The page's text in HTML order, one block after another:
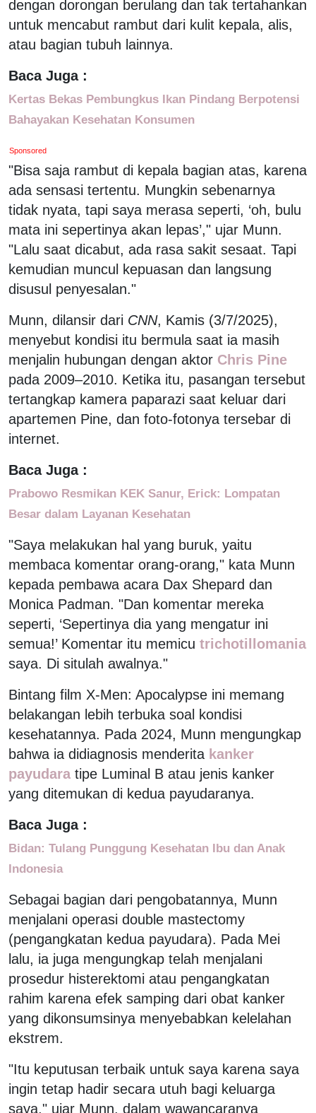
dengan dorongan berulang dan tak tertahankan
untuk mencabut rambut dari kulit kepala, alis,
atau bagian tubuh lainnya.
Baca Juga :
Kertas Bekas Pembungkus Ikan Pindang Berpotensi
Bahayakan Kesehatan Konsumen
Sponsored
"Bisa saja rambut di kepala bagian atas, karena
ada sensasi tertentu. Mungkin sebenarnya
tidak nyata, tapi saya merasa seperti, ‘oh, bulu
mata ini sepertinya akan lepas’," ujar Munn.
"Lalu saat dicabut, ada rasa sakit sesaat. Tapi
kemudian muncul kepuasan dan langsung
disusul penyesalan."
Munn, dilansir dari CNN, Kamis (3/7/2025),
menyebut kondisi itu bermula saat ia masih
menjalin hubungan dengan aktor Chris Pine
pada 2009–2010. Ketika itu, pasangan tersebut
tertangkap kamera paparazi saat keluar dari
apartemen Pine, dan foto-fotonya tersebar di
internet.
Baca Juga :
Prabowo Resmikan KEK Sanur, Erick: Lompatan
Besar dalam Layanan Kesehatan
"Saya melakukan hal yang buruk, yaitu
membaca komentar orang-orang," kata Munn
kepada pembawa acara Dax Shepard dan
Monica Padman. "Dan komentar mereka
seperti, ‘Sepertinya dia yang mengatur ini
semua!’ Komentar itu memicu trichotillomania
saya. Di situlah awalnya."
Bintang film X-Men: Apocalypse ini memang
belakangan lebih terbuka soal kondisi
kesehatannya. Pada 2024, Munn mengungkap
bahwa ia didiagnosis menderita kanker
payudara tipe Luminal B atau jenis kanker
yang ditemukan di kedua payudaranya.
Baca Juga :
Bidan: Tulang Punggung Kesehatan Ibu dan Anak
Indonesia
Sebagai bagian dari pengobatannya, Munn
menjalani operasi double mastectomy
(pengangkatan kedua payudara). Pada Mei
lalu, ia juga mengungkap telah menjalani
prosedur histerektomi atau pengangkatan
rahim karena efek samping dari obat kanker
yang dikonsumsinya menyebabkan kelelahan
ekstrem.
"Itu keputusan terbaik untuk saya karena saya
ingin tetap hadir secara utuh bagi keluarga
saya," ujar Munn, dalam wawancaranya